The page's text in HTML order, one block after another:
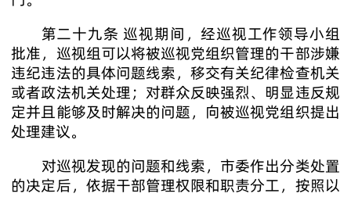
第二十九条 巡视期间，经巡视工作领导小组
批准，巡视组可以将被巡视党组织管理的干部涉嫌
违纪违法的具体问题线索，移交有关纪律检查机关
或者政法机关处理；对群众反映强烈、明显违反规
定并且能够及时解决的问题，向被巡视党组织提出
处理建议。
对巡视发现的问题和线索，市委作出分类处置
的决定后，依据干部管理权限和职责分工，按照以